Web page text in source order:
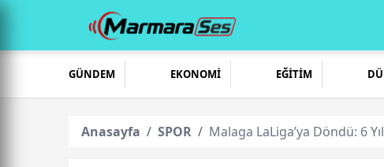
GÜNDEM EKONOMİ EĞİTİM
Anasayfa SPOR Malaga LaLiga’ya Döndü: 6